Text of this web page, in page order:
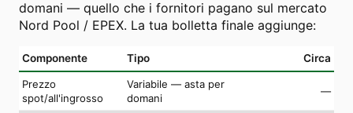
domani — quello che i fornitori pagano sul mercato
Nord Pool / EPEX. La tua bolletta finale aggiunge:
Componente Tipo Circa
Prezzo
spot/all'ingrosso
Variabile — asta per
domani
—